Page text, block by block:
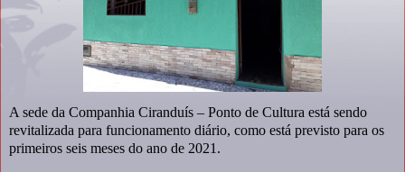
A sede da Companhia Ciranduís – Ponto de Cultura está sendo
revitalizada para funcionamento diário, como está previsto para os
primeiros seis meses do ano de 2021.